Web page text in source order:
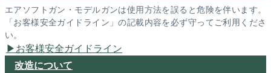
エアソフトガン・モデルガンは使用方法を誤ると危険を伴います。
「お客様安全ガイドライン」の記載内容を必ず守ってご利用くださ
い。
お客様安全ガイドライン
改造について